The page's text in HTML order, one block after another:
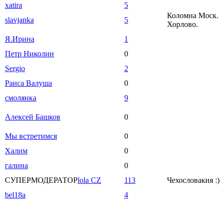
xatira
5
slavjanka
5
Коломна Моск.
Хорлово.
Я.Ирина
1
Петр Николин
0
Sergio
2
Раиса Валуша
0
смолянка
9
Алексей Башков 0
Мы встретимся
0
Халим
0
галина
0
СУПЕРМОДЕРАТОРlola CZ 113
Чехословакия :)
bel18a
4